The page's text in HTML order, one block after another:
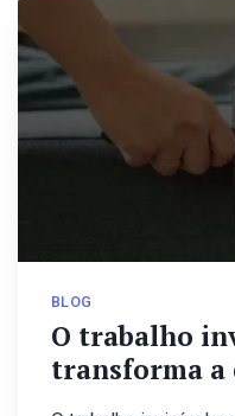
BLOG
O trabalho
transforma a